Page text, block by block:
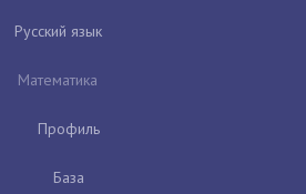
Русский язык
Математика
Профиль
База